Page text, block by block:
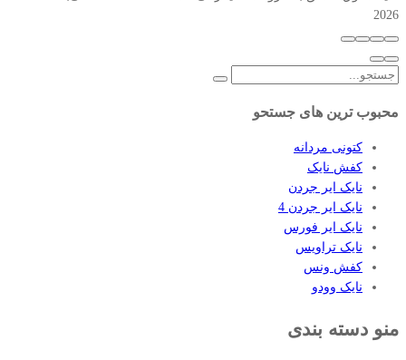
2026
محبوب ترین های جستحو
کتونی مردانه
کفش نایک
نایک ایر جردن
نایک ایر جردن 4
نایک ایر فورس
نایک تراویس
کفش ونس
نایک وودو
منو دسته بندی